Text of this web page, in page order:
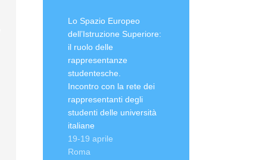
Lo Spazio Europeo
dell’Istruzione Superiore:
il ruolo delle
rappresentanze
studentesche.
Incontro con la rete dei
rappresentanti degli
studenti delle università
italiane
19-19 aprile
Roma